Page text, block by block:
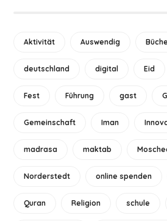
Aktivität Auswendig
deutschland digital Eid
Fest Führung gast
Gemeinschaft Iman
madrasa maktab
Norderstedt online spenden
Quran Religion schule